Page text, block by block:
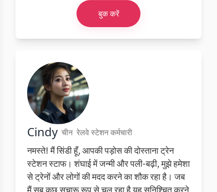
बुक करें
Cindy चीन रेलवे स्टेशन कर्मचारी
नमस्ते! मैं सिंडी हूँ, आपकी पड़ोस की दोस्ताना ट्रेन
स्टेशन स्टाफ। शंघाई में जन्मी और पली-बढ़ी, मुझे हमेशा
से ट्रेनों और लोगों की मदद करने का शौक रहा है। जब
मैं सब कुछ सुचारू रूप से चल रहा है यह सुनिश्चित करने